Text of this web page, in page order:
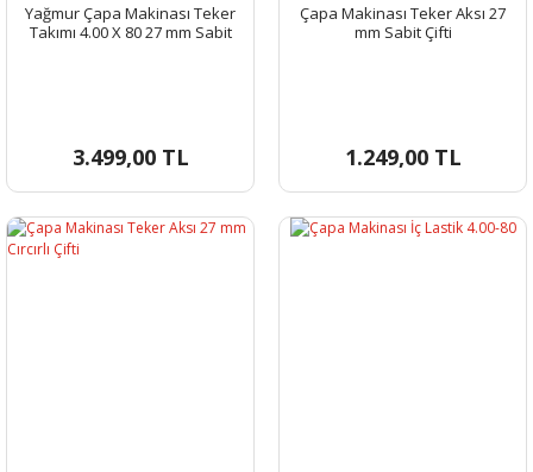
Yağmur Çapa Makinası Teker
Takımı 4.00 X 80 27 mm Sabit
3.499,00 TL
Çapa Makinası Teker Aksı 27
mm Sabit Çifti
1.249,00 TL